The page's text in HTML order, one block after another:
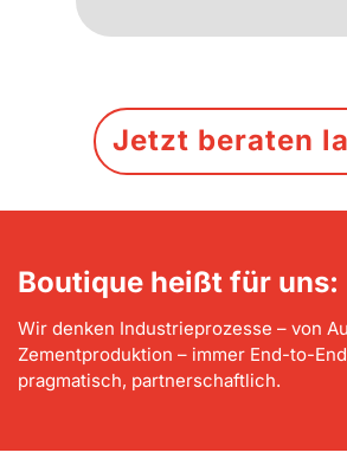
Jetzt beraten
Boutique heißt für uns:
Wir denken Industrieprozesse – von
Zementproduktion – immer End-to-
pragmatisch, partnerschaftlich.